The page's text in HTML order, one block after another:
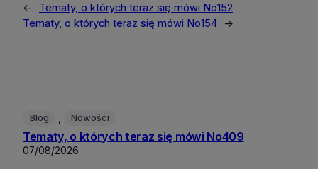
←
Tematy, o których teraz się mówi No152
Tematy, o których teraz się mówi No154
→
Blog Nowości
Tematy, o których teraz się mówi No409
07/08/2026